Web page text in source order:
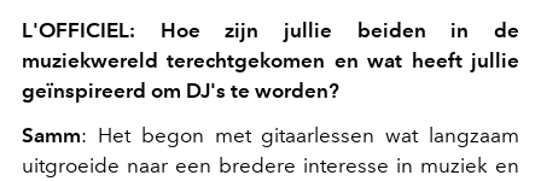
L'OFFICIEL: Hoe zijn jullie beiden in de
muziekwereld terechtgekomen en wat heeft jullie
geïnspireerd om DJ's te worden?
Samm: Het begon met gitaarlessen wat langzaam
uitgroeide naar een bredere interesse in muziek en